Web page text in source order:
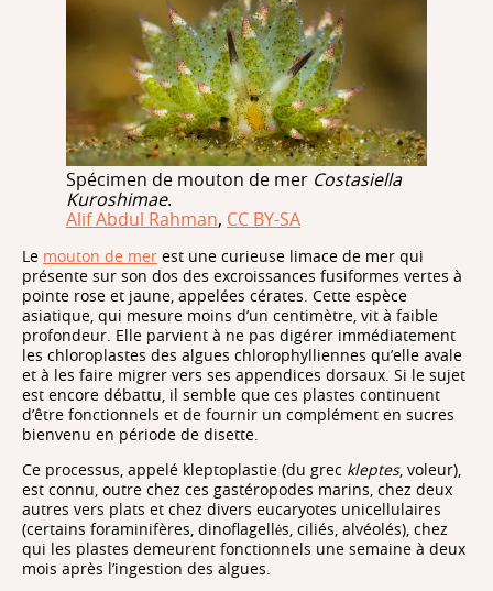
Spécimen de mouton de mer Costasiella
Kuroshimae.
Alif Abdul Rahman, CC BY-SA
Le mouton de mer est une curieuse limace de mer qui
présente sur son dos des excroissances fusiformes vertes à
pointe rose et jaune, appelées cérates. Cette espèce
asiatique, qui mesure moins d’un centimètre, vit à faible
profondeur. Elle parvient à ne pas digérer immédiatement
les chloroplastes des algues chlorophylliennes qu’elle avale
et à les faire migrer vers ses appendices dorsaux. Si le sujet
est encore débattu, il semble que ces plastes continuent
d’être fonctionnels et de fournir un complément en sucres
bienvenu en période de disette.
Ce processus, appelé kleptoplastie (du grec kleptes, voleur),
est connu, outre chez ces gastéropodes marins, chez deux
autres vers plats et chez divers eucaryotes unicellulaires
(certains foraminifères, dinoflagellės, ciliés, alvéolés), chez
qui les plastes demeurent fonctionnels une semaine à deux
mois après l’ingestion des algues.